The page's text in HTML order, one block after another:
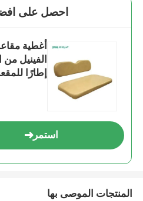
احصل على
أغطية
إطارًا
استمر
المنتجات الموصى بها